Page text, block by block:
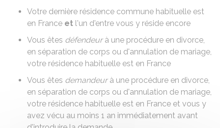
Votre dernière résidence commune habituelle est
en France et l'un d'entre vous y réside encore
Vous êtes défendeurà une procédure en divorce,
en séparation de corps ou d'annulation de mariage,
votre résidence habituelle est en France
Vous êtes demandeurà une procédure en divorce,
en séparation de corps ou d'annulation de mariage,
votre résidence habituelle est en France et vous y
avez vécu au moins 1 an immédiatement avant